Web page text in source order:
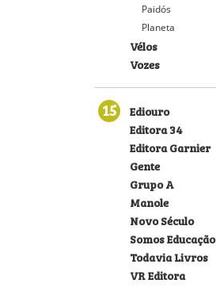
Paidós
Planeta
Vélos
Vozes
15
Ediouro
Editora 34
Editora Garnier
Gente
Grupo A
Manole
Novo Século
Somos Educação
Todavia Livros
VR Editora